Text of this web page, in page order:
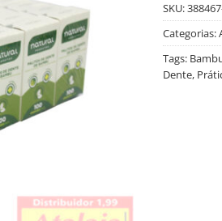
SKU:
Categorias:
Tags:
Dente,